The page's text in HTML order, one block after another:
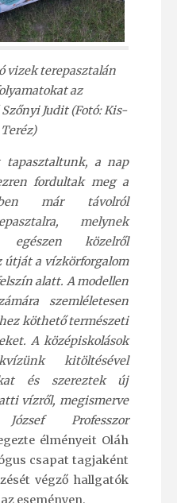
vizek terepasztalán
az
Judit(Fotó: Kis-
tapasztaltunk, a nap
fordultak meg a
már távolról
melynek
egészen közelről
a vízkörforgalom
alatt. A modellen
szemléletesen
köthető természeti
A középiskolások
kitöltésével
és szereztek új
vízről, megismerve
Professzor
élményeit Oláh
csapat tagjaként
végző hallgatók
eseményen.